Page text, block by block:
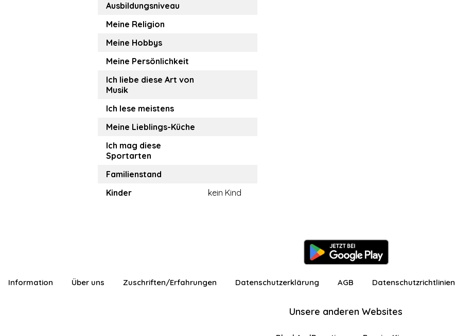
Ausbildungsniveau
Meine Religion
Meine Hobbys
Meine Persönlichkeit
Ich liebe diese Art von
Musik
Ich lese meistens
Meine Lieblings-Küche
Ich mag diese
Sportarten
Familienstand
Kinder
kein Kind
Information Über uns Zuschriften/Erfahrungen Datenschutzerklärung AGB Datenschutzrichtlinien
Unsere anderen Websites